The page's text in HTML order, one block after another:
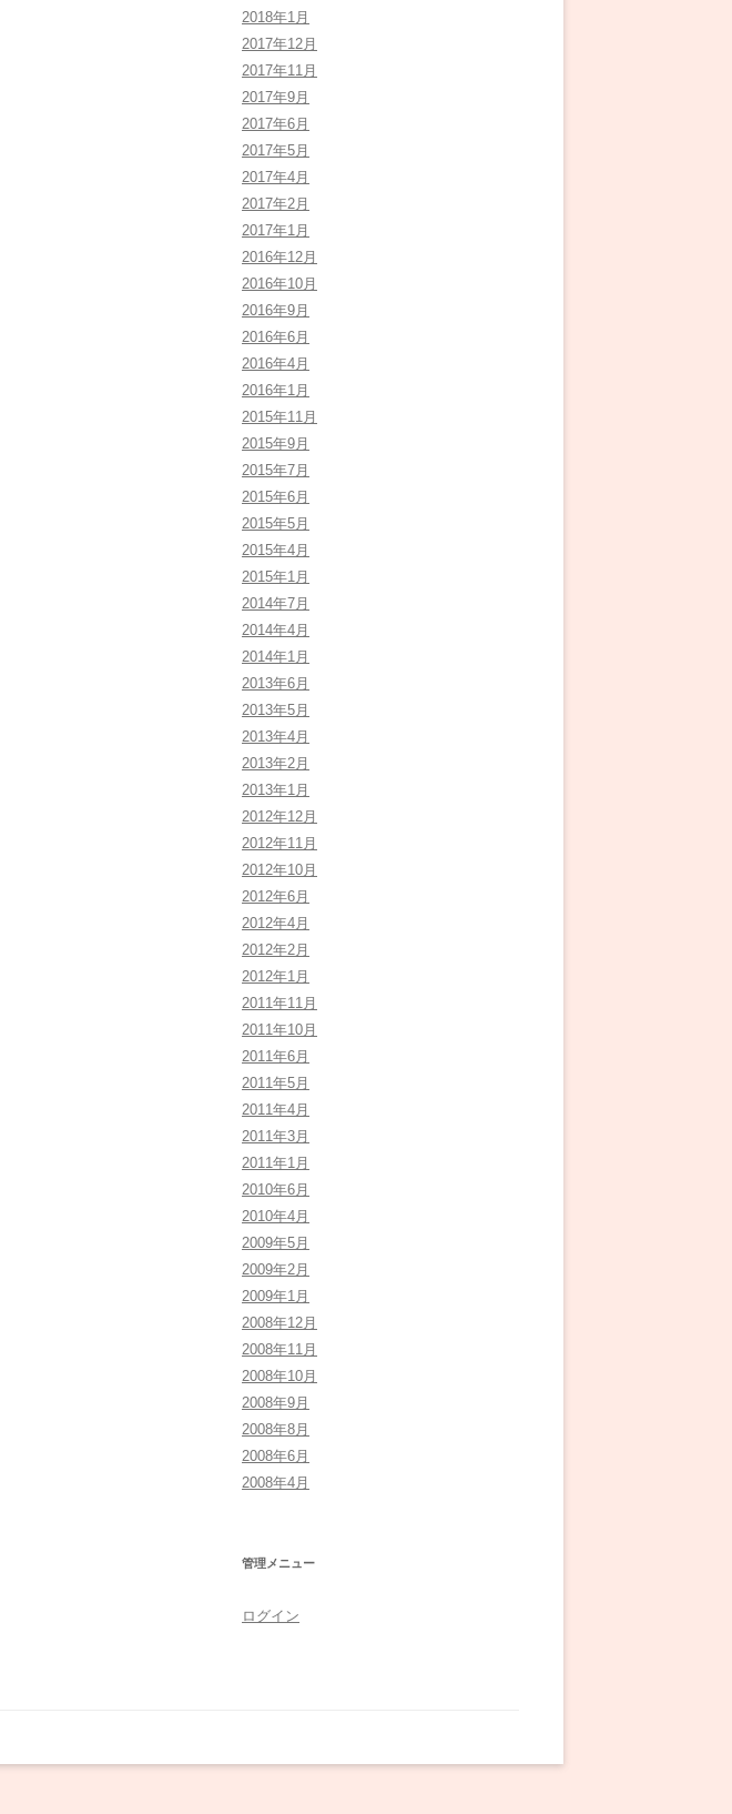
2018年1月
2017年12月
2017年11月
2017年9月
2017年6月
2017年5月
2017年4月
2017年2月
2017年1月
2016年12月
2016年10月
2016年9月
2016年6月
2016年4月
2016年1月
2015年11月
2015年9月
2015年7月
2015年6月
2015年5月
2015年4月
2015年1月
2014年7月
2014年4月
2014年1月
2013年6月
2013年5月
2013年4月
2013年2月
2013年1月
2012年12月
2012年11月
2012年10月
2012年6月
2012年4月
2012年2月
2012年1月
2011年11月
2011年10月
2011年6月
2011年5月
2011年4月
2011年3月
2011年1月
2010年6月
2010年4月
2009年5月
2009年2月
2009年1月
2008年12月
2008年11月
2008年10月
2008年9月
2008年8月
2008年6月
2008年4月
管理メニュー
ログイン